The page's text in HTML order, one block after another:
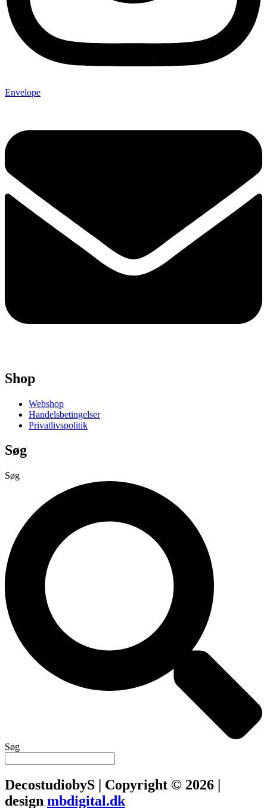
Envelope
Shop
Webshop
Handelsbetingelser
Privatlivspolitik
Søg
Søg
Søg
DecostudiobyS | Copyright © 2026 |
design mbdigital.dk